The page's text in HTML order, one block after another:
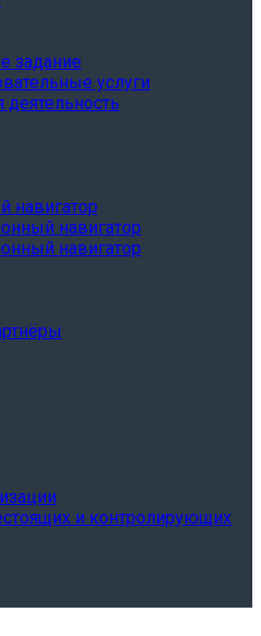
задание
услуги
деятельность
навигатор
навигатор
навигатор
и контролирующих